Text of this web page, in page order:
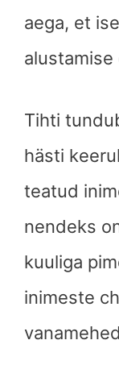
aega, et
alustamise
Tihti
hästi
teatud
nendeks
kuuliga
inimeste